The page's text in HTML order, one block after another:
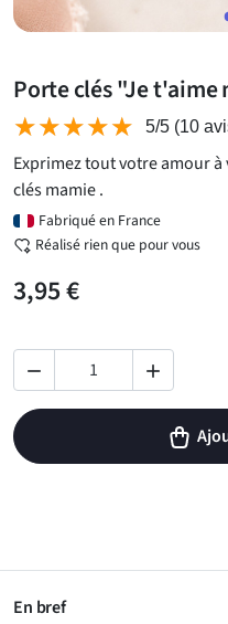
Porte clés "Je t'aime
★★★★★
★★★★★ 5/5 (10
Exprimez tout votre amour
clés mamie .
Fabriqué en France
Réalisé rien que pour vous
3,95 €
 
En bref